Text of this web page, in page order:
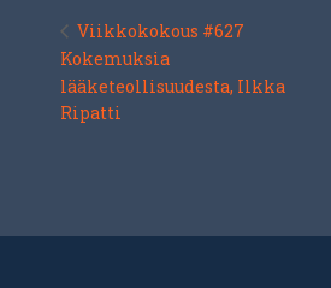
Viikkokokous #627
Kokemuksia
lääketeollisuudesta, Ilkka
Ripatti